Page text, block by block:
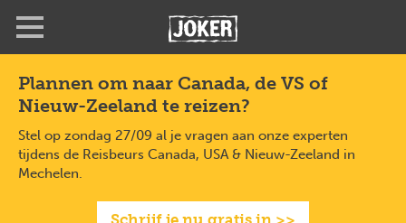
inhoud
gaan
Plannen om naar Canada, de VS of
Nieuw-Zeeland te reizen?
Stel op zondag 27/09 al je vragen aan onze experten
tijdens de Reisbeurs Canada, USA & Nieuw-Zeeland in
Mechelen.
Schrijf je nu gratis in >>